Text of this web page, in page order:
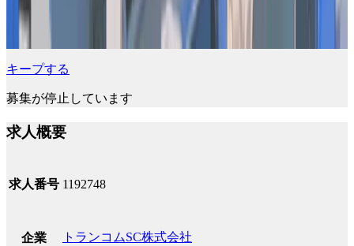
キープする
募集が停止しています
求人概要
求人番号 1192748
企業 トランコムSC株式会社